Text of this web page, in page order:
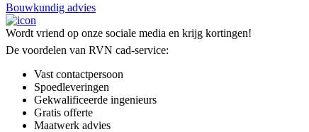
Bouwkundig advies
Wordt vriend op onze sociale media en krijg kortingen!
De voordelen van RVN cad-service:
Vast contactpersoon
Spoedleveringen
Gekwalificeerde ingenieurs
Gratis offerte
Maatwerk advies